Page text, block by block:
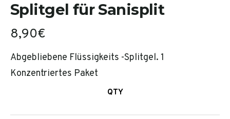
Splitgel für Sanisplit
8,90€
Abgebliebene Flüssigkeits -Splitgel. 1
Konzentriertes Paket
QTY